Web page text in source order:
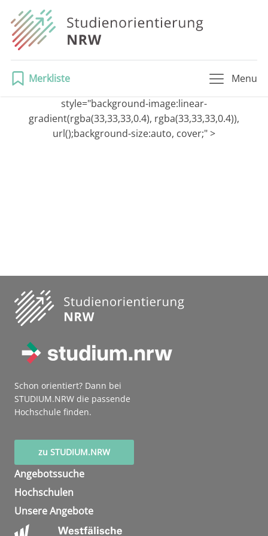
Merkliste
Menu
style="background-image:linear-
gradient(rgba(33,33,33,0.4), rgba(33,33,33,0.4)),
url();background-size:auto, cover;" >
Schon orientiert? Dann bei
STUDIUM.NRW die passende
Hochschule finden.
zu STUDIUM.NRW
Angebotssuche
Hochschulen
Unsere Angebote